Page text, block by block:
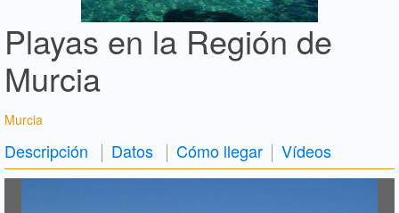
Playas en la Región de
Murcia
Murcia
Descripción Datos Cómo llegar Vídeos